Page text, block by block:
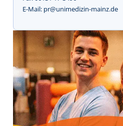
E-Mail: pr@unimedizin-mainz.de